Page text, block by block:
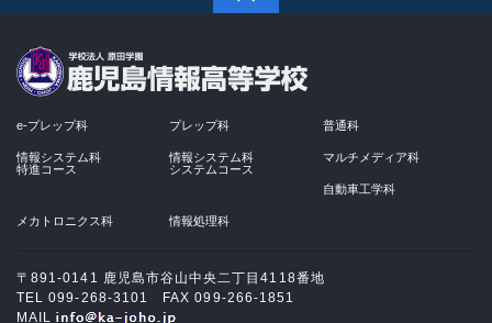
e-プレップ科 プレップ科 普通科
情報システム科
特進コース
情報システム科
システムコース
マルチメディア科
自動車工学科
メカトロニクス科 情報処理科
〒891-0141 鹿児島市谷山中央二丁目4118番地
TEL 099-268-3101 FAX 099-266-1851
MAIL